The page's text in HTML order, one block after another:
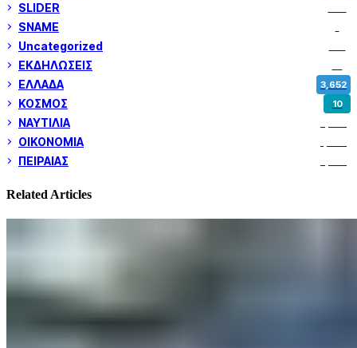
SLIDER
SNAME
Uncategorized
ΕΚΔΗΛΩΣΕΙΣ
ΕΛΛΑΔΑ 3,652
ΚΟΣΜΟΣ 10
ΝΑΥΤΙΛΙΑ
ΟΙΚΟΝΟΜΙΑ
ΠΕΙΡΑΙΑΣ
Related Articles